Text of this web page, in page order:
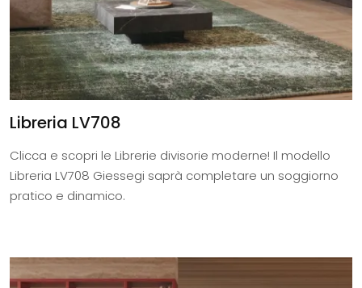
Libreria LV708
Clicca e scopri le Librerie divisorie moderne! Il modello
Libreria LV708 Giessegi saprà completare un soggiorno
pratico e dinamico.